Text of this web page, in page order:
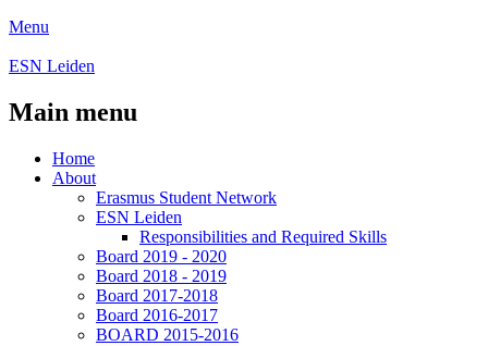
Menu
ESN Leiden
Main menu
Home
About
Erasmus Student Network
ESN Leiden
Responsibilities and Required Skills
Board 2019 - 2020
Board 2018 - 2019
Board 2017-2018
Board 2016-2017
BOARD 2015-2016